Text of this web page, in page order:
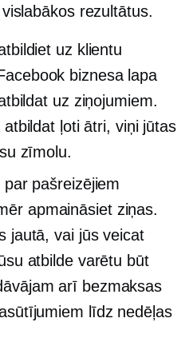
rezultātus.
uz klientu
biznesa lapa
uz ziņojumiem.
ļoti ātri, viņi jūtas
zīmolu.
pašreizējiem
apmaināsiet ziņas.
jautā, vai jūs veicat
atbilde varētu būt
arī bezmaksas
līdz nedēļas